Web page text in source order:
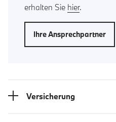
erhalten Sie hier.
Ihre Ansprechpartner
Versicherung